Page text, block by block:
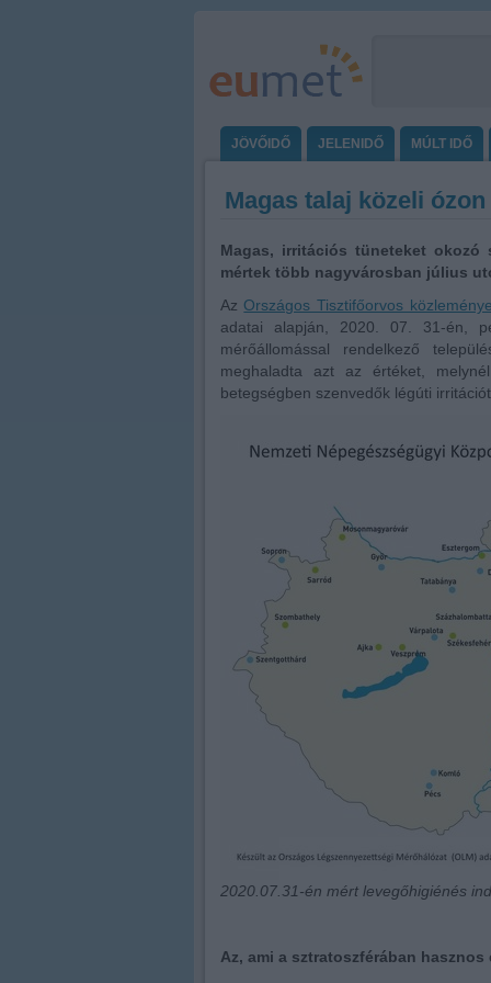
JÖVŐIDŐ JELENIDŐ MÚLT IDŐ
Magas talaj közeli
Magas, irritációs tüneteket
mértek több nagyvárosban július
Az Országos Tisztifőorvos közleménye
adatai alapján, 2020. 07. 31-én,
mérőállomással rendelkező
meghaladta azt az értéket,
betegségben szenvedők légúti
2020.07.31-én mért levegőhigiénés
Az, ami a sztratoszférában